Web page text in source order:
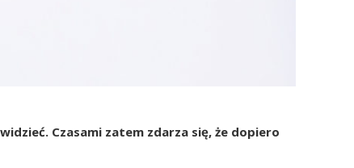
Czasami zatem zdarza się, że dopiero